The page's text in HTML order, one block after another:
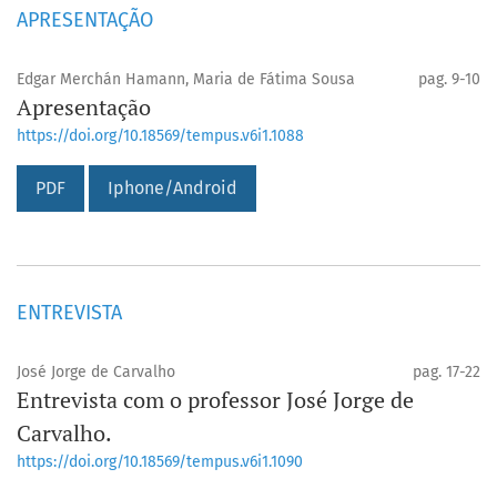
APRESENTAÇÃO
Edgar Merchán Hamann, Maria de Fátima Sousa pag. 9-10
Apresentação
https://doi.org/10.18569/tempus.v6i1.1088
PDF Iphone/Android
ENTREVISTA
José Jorge de Carvalho pag. 17-22
Entrevista com o professor José Jorge de
Carvalho.
https://doi.org/10.18569/tempus.v6i1.1090